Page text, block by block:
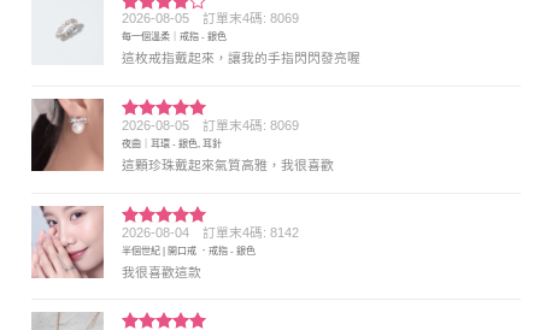
評分4
滿分 5
2026-08-05 訂單末4碼: 8069
每一個溫柔｜戒指 - 銀色
這枚戒指戴起來，讓我的手指閃閃發亮喔
評分5 滿
分 5
2026-08-05 訂單末4碼: 8069
夜曲｜耳環 - 銀色, 耳針
這顆珍珠戴起來氣質高雅，我很喜歡
評分5滿
分 5
2026-08-04 訂單末4碼: 8142
半個世紀 | 開口戒 ．戒指 - 銀色
我很喜歡這款